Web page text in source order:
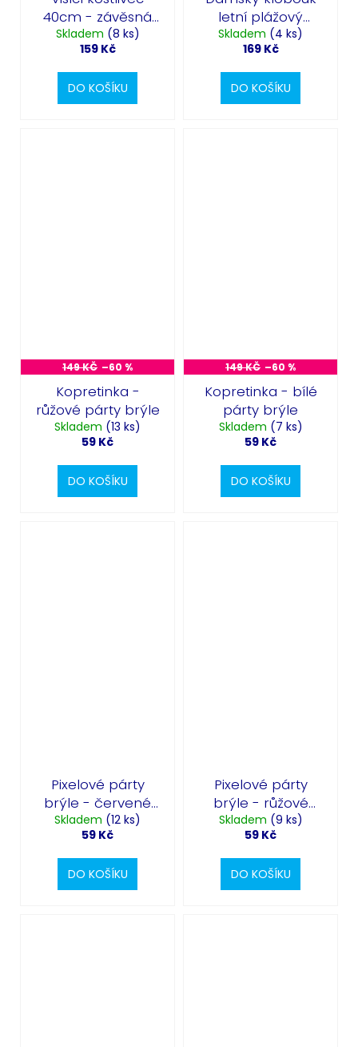
40cm - závěsná
dekorace
Halloween
Skladem (8 ks)
159 Kč
DO KOŠÍKU
letní plážový
slamák - bílý
Skladem (4 ks)
169 Kč
DO KOŠÍKU
149 KČ –60 %
Kopretinka -
růžové párty brýle
Skladem (13 ks)
59 Kč
DO KOŠÍKU
149 KČ –60 %
Kopretinka - bílé
párty brýle
Skladem (7 ks)
59 Kč
DO KOŠÍKU
Pixelové párty
brýle - červené
srdce
Skladem (12 ks)
59 Kč
DO KOŠÍKU
Pixelové párty
brýle - růžové
srdce
Skladem (9 ks)
59 Kč
DO KOŠÍKU